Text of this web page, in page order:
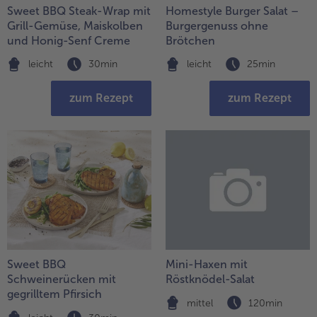
alle Geflügel
Fleischersatz
alle Fleischersatz
alle Pizza
Snacks
alle Snacks
Kartoffelprodukte
alle Kartoffelprodukte
Beilagen & Saucen
Suppeneinlagen
alle Suppeneinlagen
Brot & Brötchen
alle Online Exklusiv
Länderküche
alle Länderküche
alle Vegetarisch & Vegan
BIO
alle BIO
Kids-Produkte
alle Kids-Produkte
Schoko-Genuss
Confiserie & Feinkost
alle Confiserie & Feinkost
Für die Heißluftfritteuse
Sweet BBQ Steak-Wrap mit
Grill-Gemüse, Maiskolben
und Honig-Senf Creme
leicht 30min
zum Rezept
Homestyle Burger Salat –
Burgergenuss ohne
Brötchen
leicht 25min
zum Rezept
Sweet BBQ
Schweinerücken mit
gegrilltem Pfirsich
Mini-Haxen mit
Röstknödel-Salat
mittel 120min